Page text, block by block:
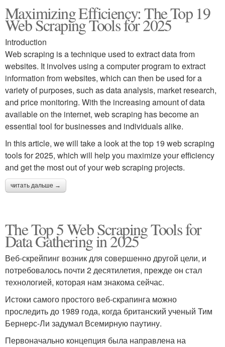
Maximizing Efficiency: The Top 19
Web Scraping Tools for 2025
Introduction
Web scraping is a technique used to extract data from
websites. It involves using a computer program to extract
information from websites, which can then be used for a
variety of purposes, such as data analysis, market research,
and price monitoring. With the increasing amount of data
available on the internet, web scraping has become an
essential tool for businesses and individuals alike.
In this article, we will take a look at the top 19 web scraping
tools for 2025, which will help you maximize your efficiency
and get the most out of your web scraping projects.
читать дальше →
The Top 5 Web Scraping Tools for
Data Gathering in 2025
Веб-скрейпинг возник для совершенно другой цели, и
потребовалось почти 2 десятилетия, прежде он стал
технологией, которая нам знакома сейчас.
Истоки самого простого веб-скрапинга можно
проследить до 1989 года, когда британский ученый Тим
Бернерс-Ли задумал Всемирную паутину.
Первоначально концепция была направлена на